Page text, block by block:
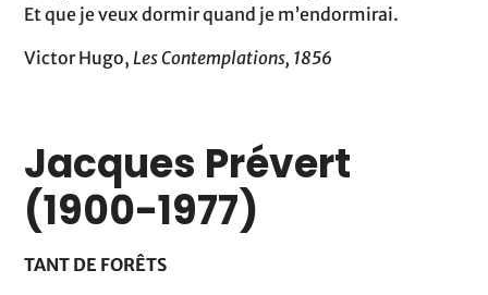
Et que je veux dormir quand je m’endormirai.
Victor Hugo,Les Contemplations, 1856
Jacques Prévert
(1900-1977)
TANT DE FORÊTS